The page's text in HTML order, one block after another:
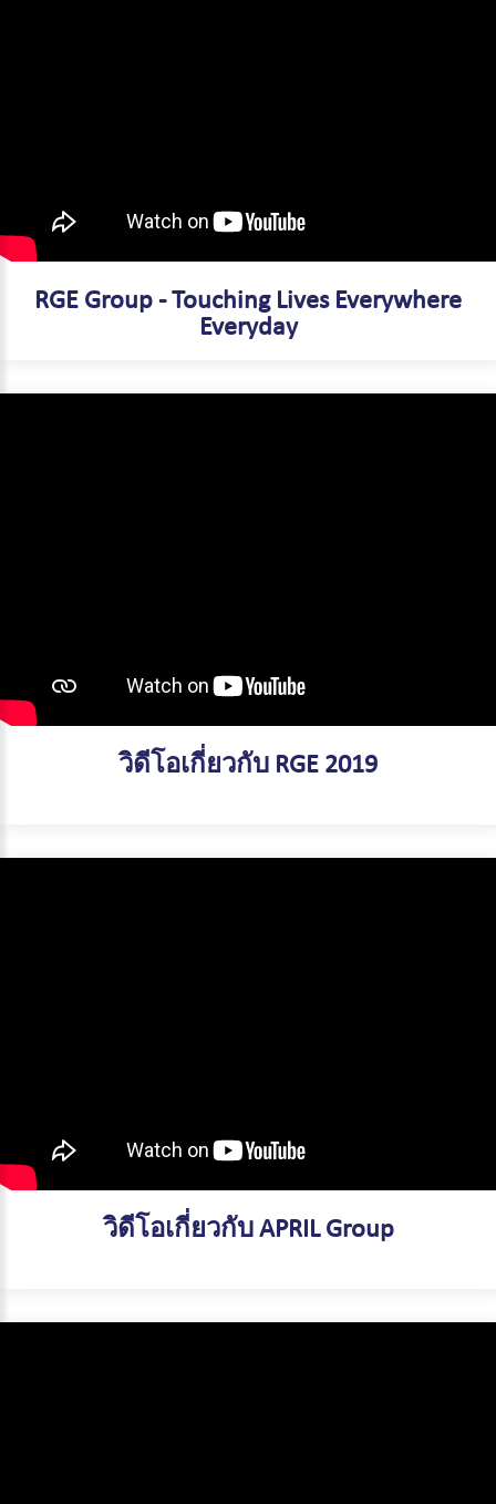
RGE Group - Touching Lives Everywhere
Everyday
วิดีโอเกี่ยวกับ RGE 2019
วิดีโอเกี่ยวกับ APRIL Group